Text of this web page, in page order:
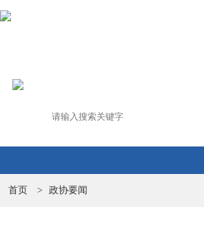
首页 > 政协要闻